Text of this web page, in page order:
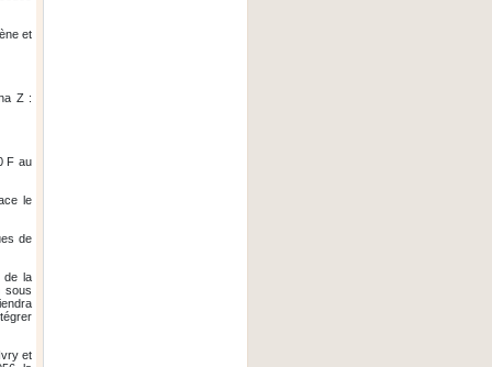
et
Z :
F au
le
de
de la
sous
et